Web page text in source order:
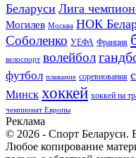
Беларуси Лига
Могилев Москва НОК
Соболенко УЕФА Франция
велоспорт волейбол
футбол плавание соревнования
Минск хоккей хоккей на
чемпионат Европы
Реклама
© 2026 - Спорт Беларуси.
Любое копирование